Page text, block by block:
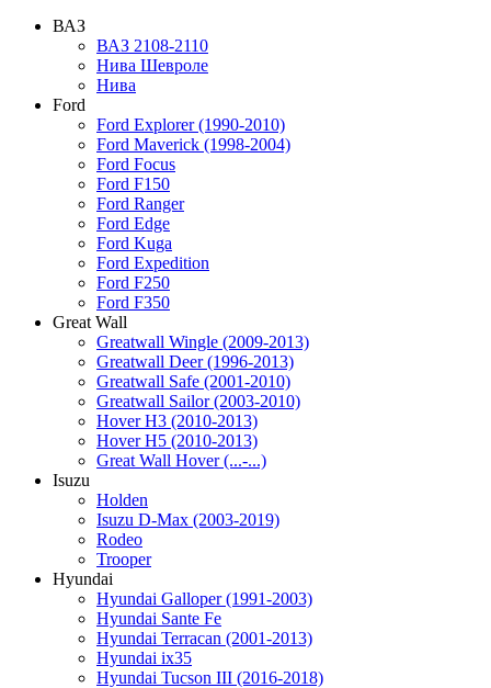
ВАЗ
ВАЗ 2108-2110
Нива Шевроле
Нива
Ford
Ford Explorer (1990-2010)
Ford Maverick (1998-2004)
Ford Focus
Ford F150
Ford Ranger
Ford Edge
Ford Kuga
Ford Expedition
Ford F250
Ford F350
Great Wall
Greatwall Wingle (2009-2013)
Greatwall Deer (1996-2013)
Greatwall Safe (2001-2010)
Greatwall Sailor (2003-2010)
Hover H3 (2010-2013)
Hover H5 (2010-2013)
Great Wall Hover (...-...)
Isuzu
Holden
Isuzu D-Max (2003-2019)
Rodeo
Trooper
Hyundai
Hyundai Galloper (1991-2003)
Hyundai Sante Fe
Hyundai Terracan (2001-2013)
Hyundai ix35
Hyundai Tucson III (2016-2018)